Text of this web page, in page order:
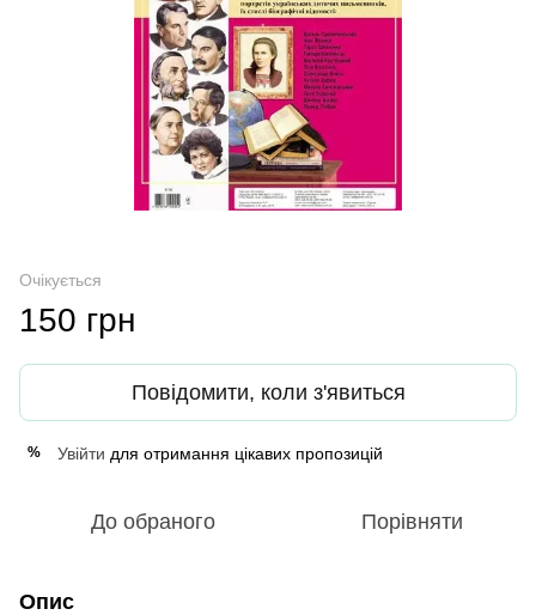
Очікується
150 грн
Повідомити, коли з'явиться
% Увійти для отримання цікавих пропозицій
До обраного Порівняти
Опис